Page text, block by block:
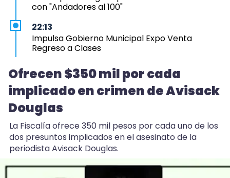
con "Andadores al 100"
22:13
Impulsa Gobierno Municipal Expo Venta
Regreso a Clases
21:17
Pierden biopsia de paciente con cáncer en
Hospital de Veracruz
21:06
Ofrecen $350 mil por cada implicado en
crimen de Avisack Douglas
20:54
Escuelas llevan cerradas 18 años desde deslave
en Ixhuacán
Ofrecen $350 mil por cada
implicado en crimen de Avisack
Douglas
La Fiscalía ofrece 350 mil pesos por cada uno de los
dos presuntos implicados en el asesinato de la
periodista Avisack Douglas.